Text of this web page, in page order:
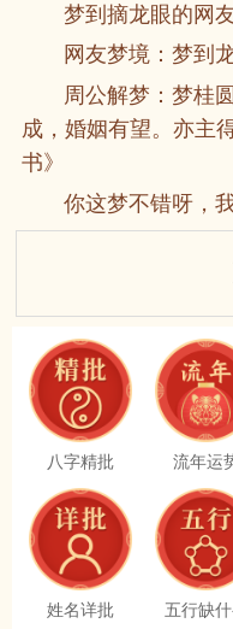
梦到摘龙眼的网
网友梦境：梦到
周公解梦：梦桂
成，婚姻有望。亦主
书》
你这梦不错呀，
八字精批 流年运
姓名详批 五行缺